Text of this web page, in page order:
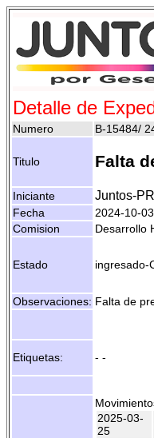
Detalle de
Numero B-15484/
Titulo Falta
Iniciante Juntos-
Fecha
2024-10-03
Comision
Desarrollo
Estado ingresado-
Observaciones: Falta de
Etiquetas: - -
2025-03-
25